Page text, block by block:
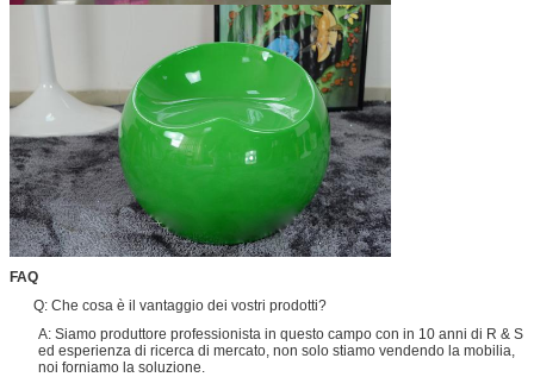
FAQ
Q: Che cosa è il vantaggio dei vostri prodotti?
A: Siamo produttore professionista in questo campo con in 10 anni di R & S
ed esperienza di ricerca di mercato, non solo stiamo vendendo la mobilia,
noi forniamo la soluzione.